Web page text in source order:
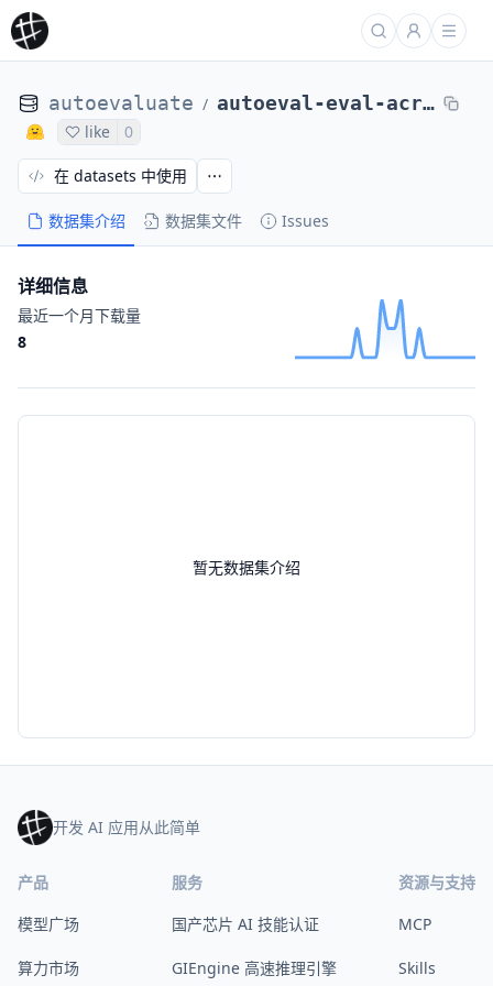
autoevaluate / autoeval-eval-acronym_identification-default-c18928-60066145390
like 0
数据集介绍 数据集文件 Issues
在 datasets 中使用
暂无数据集介绍
详细信息
最近一个月下载量
8
开发 AI 应用从此简单
产品
模型广场
算力市场
服务
国产芯片 AI 技能认证
GIEngine 高速推理引擎
资源与支持
MCP
Skills